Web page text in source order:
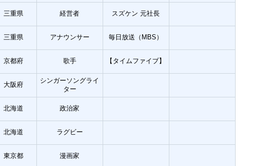
三重県 経営者 スズケン 元社長
三重県 アナウンサー 毎日放送（MBS）
京都府 歌手 【タイムファイブ】
大阪府
シンガーソングライ
ター
北海道 政治家
北海道 ラグビー
東京都 漫画家